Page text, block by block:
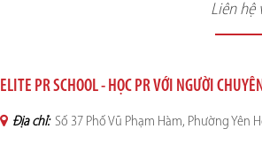
Liên hệ
ELITE PR SCHOOL - HỌC PR VỚI NGƯỜI
Địa chỉ: Số 37 Phố Vũ Phạm Hàm, Phường Yên